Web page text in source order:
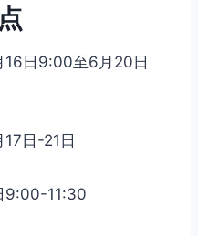
16日9:00至6月20日
日-21日
9:00-11:30